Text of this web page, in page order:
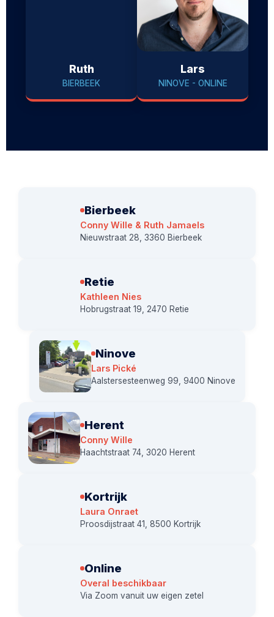
Ruth
BIERBEEK
Lars
NINOVE - ONLINE
Bierbeek
Conny Wille & Ruth Jamaels
Nieuwstraat 28, 3360 Bierbeek
Retie
Kathleen Nies
Hobrugstraat 19, 2470 Retie
Ninove
Lars Pické
Aalstersesteenweg 99, 9400 Ninove
Herent
Conny Wille
Haachtstraat 74, 3020 Herent
Kortrijk
Laura Onraet
Proosdijstraat 41, 8500 Kortrijk
Online
Overal beschikbaar
Via Zoom vanuit uw eigen zetel